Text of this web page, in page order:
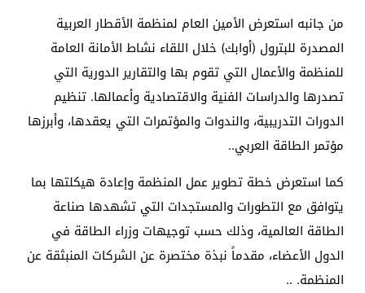
من جانبه استعرض الأمين العام لمنظمة الأقطار العربية
المصدرة للبترول (أوابك) خلال اللقاء نشاط الأمانة العامة
للمنظمة والأعمال التي تقوم بها والتقارير الدورية التي
تصدرها والدراسات الفنية والاقتصادية وأعمالها. تنظيم
الدورات التدريبية، والندوات والمؤتمرات التي يعقدها، وأبرزها
مؤتمر الطاقة العربي..
كما استعرض خطة تطوير عمل المنظمة وإعادة هيكلتها بما
يتوافق مع التطورات والمستجدات التي تشهدها صناعة
الطاقة العالمية، وذلك حسب توجيهات وزراء الطاقة في
الدول الأعضاء، مقدماً نبذة مختصرة عن الشركات المنبثقة عن
المنظمة. ..